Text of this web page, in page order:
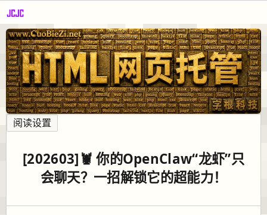
阅读设置
[202603]🦞 你的OpenClaw“龙虾”只
会聊天？一招解锁它的超能力！